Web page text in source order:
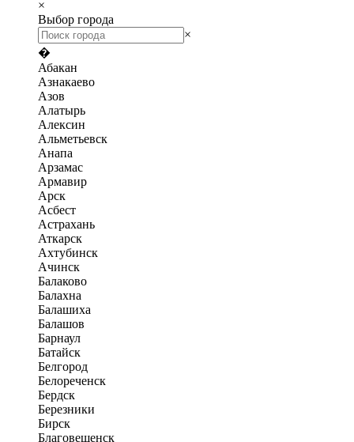
×
Выбор города
×
�
Абакан
Азнакаево
Азов
Алатырь
Алексин
Альметьевск
Анапа
Арзамас
Армавир
Арск
Асбест
Астрахань
Аткарск
Ахтубинск
Ачинск
Балаково
Балахна
Балашиха
Балашов
Барнаул
Батайск
Белгород
Белореченск
Бердск
Березники
Бирск
Благовещенск